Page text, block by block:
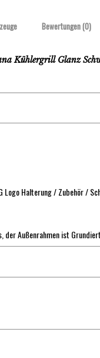
Bewertungen (0)
Kühlergrill Glanz
Logo Halterung / Zubehör /
der Außenrahmen ist